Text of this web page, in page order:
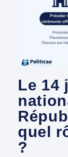
Le 14
quel
?